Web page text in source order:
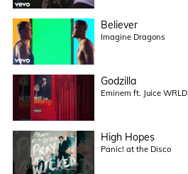
Believer
Imagine Dragons
Godzilla
Eminem ft. Juice WRLD
High Hopes
Panic! at the Disco